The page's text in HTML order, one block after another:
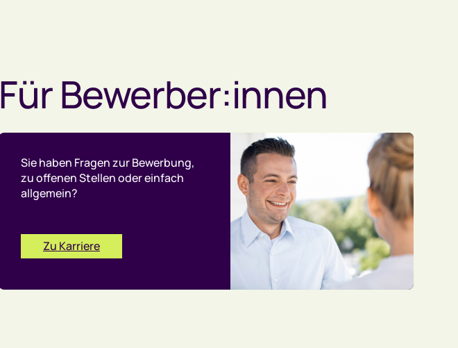
Für Bewerber:innen
Sie haben Fragen zur Bewerbung,
zu offenen Stellen oder einfach
allgemein?
Zu Karriere